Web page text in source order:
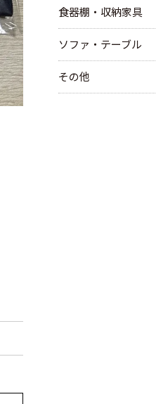
食器棚・収納家具
ソファ・テーブル
その他